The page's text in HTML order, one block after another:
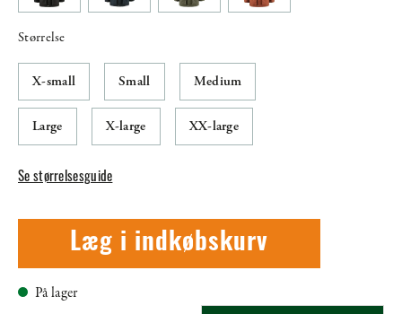
Størrelse
X-small Small Medium
Large X-large XX-large
Se størrelsesguide
Læg i indkøbskurv
På lager